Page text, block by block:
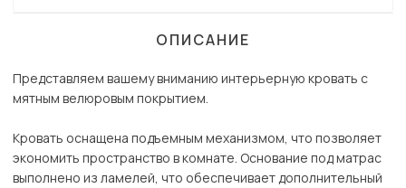
ОПИСАНИЕ
Представляем вашему вниманию интерьерную кровать с
мятным велюровым покрытием.
Кровать оснащена подъемным механизмом, что позволяет
экономить пространство в комнате. Основание под матрас
выполнено из ламелей, что обеспечивает дополнительный